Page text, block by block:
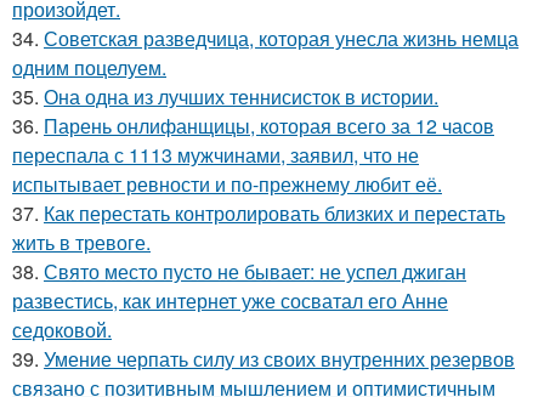
произойдет.
34. Советская разведчица, которая унесла жизнь немца
одним поцелуем.
35. Она одна из лучших теннисисток в истории.
36. Парень онлифанщицы, которая всего за 12 часов
переспала с 1113 мужчинами, заявил, что не
испытывает ревности и по-прежнему любит её.
37. Как перестать контролировать близких и перестать
жить в тревоге.
38. Свято место пусто не бывает: не успел джиган
развестись, как интернет уже сосватал его Анне
седоковой.
39. Умение черпать силу из своих внутренних резервов
связано с позитивным мышлением и оптимистичным